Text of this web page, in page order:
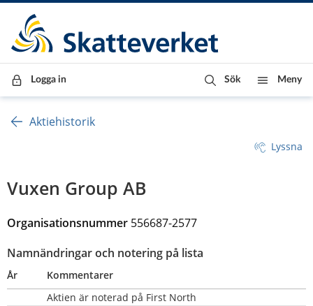
Till innehåll
Till navigationen
Till chattrobot
Logga in Sök Meny
Aktiehistorik
Lyssna
Vuxen Group AB
Organisationsnummer 556687-2577
Namnändringar och notering på lista
År
Kommentarer
Aktien är noterad på First North